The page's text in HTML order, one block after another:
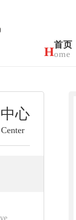
首页
ome
H
心